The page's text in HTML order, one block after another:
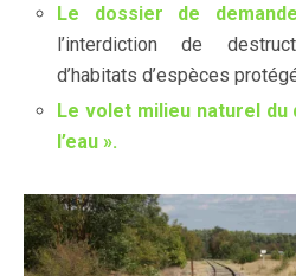
Le dossier de
l’interdiction de
d’habitats d’espèces
Le volet milieu naturel du
l’eau ».